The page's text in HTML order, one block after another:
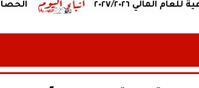
الحصاد ٢٠٢٦